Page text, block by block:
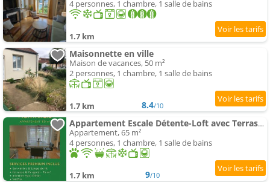
4 personnes, 1 chambre, 1 salle de bains
1.7 km
Maisonnette en ville
Maison de vacances, 50 m²
2 personnes, 1 chambre, 1 salle de bains
1.7 km 8.4/10
Appartement Escale Détente-Loft avec Terrasse- Parking Montargis
Appartement, 65 m²
4 personnes, 1 chambre, 1 salle de bains
1.7 km 9/10